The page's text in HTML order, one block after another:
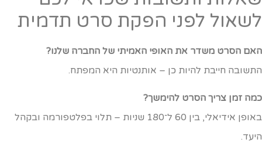
לפני הפקת סרט תדמית
הסרט משדר את האופי האמיתי של החברה שלנו?
חייבת להיות כן – אותנטיות היא המפתח.
זמן צריך הסרט להימשך?
באופן אידיאלי, בין 60 ל־180 שניות – תלוי בפלטפורמה ובקהל